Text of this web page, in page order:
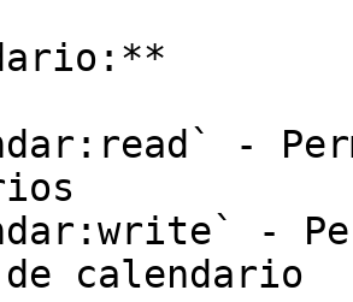
-
-
calendario